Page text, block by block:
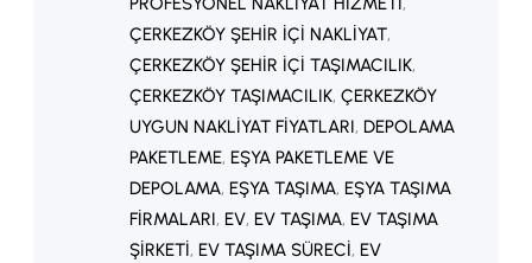
ÇERKEZKÖY ŞEHIR IÇI NAKLIYAT
ÇERKEZKÖY ŞEHIR IÇI TAŞIMACILIK
ÇERKEZKÖY TAŞIMACILIK, ÇERKEZKÖY
UYGUN NAKLIYAT FIYATLARI, DEPOLAMA
PAKETLEME, EŞYA PAKETLEME VE
DEPOLAMA, EŞYA TAŞIMA, EŞYA TAŞIMA
FIRMALARI, EV, EV TAŞIMA, EV TAŞIMA
ŞIRKETI, EV TAŞIMA SÜRECI, EV